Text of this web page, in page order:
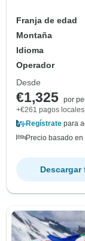
Franja de edad
Montaña
Idioma
Operador
Desde
€1,325 por
+€261 pagos locales
Regístrate para
Precio basado
Descargar